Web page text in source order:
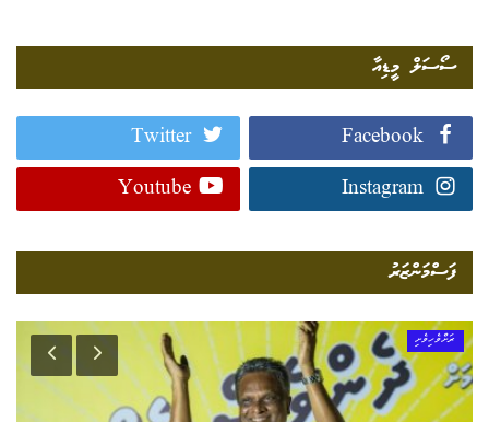
ސޯސަލް މީޑިއާ
Facebook
Twitter
Instagram
Youtube
ފަސްމަންޒަރު
ރަށްވެހިވެށި